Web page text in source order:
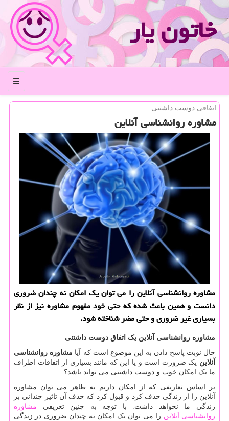
خاتون یار
منو
اتفاقی دوست داشتنی
مشاوره روانشناسی آنلاین
مشاوره روانشناسی آنلاین را می توان یك امكان نه چندان ضروری
دانست و همین باعث شده كه حتی خود مفهوم مشاوره نیز از نظر
بسیاری غیر ضروری و حتی مضر شناخته شود.
مشاوره روانشناسی آنلاین یک اتفاق دوست داشتنی
حال نوبت پاسخ دادن به این موضوع است که آیا مشاوره روانشناسی
آنلاین یک ضرورت است و یا این که مانند بسیاری از اتفاقات اطراف
ما یک امکان خوب و دوست داشتنی می تواند باشد؟
بر اساس تعاریفی که از امکان داریم به ظاهر می توان مشاوره
آنلاین را از زندگی حذف کرد و قبول کرد که حذف آن تاثیر چندانی بر
زندگی ما نخواهد داشت. با توجه به چنین تعریفی مشاوره
روانشناسی آنلاین را می توان یک امکان نه چندان ضروری در زندگی